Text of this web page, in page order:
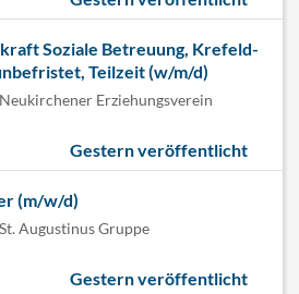
Soziale Betreuung, Krefeld-
Teilzeit (w/m/d)
Neukirchener Erziehungsverein
Gestern veröffentlicht
(m/w/d)
St. Augustinus Gruppe
Gestern veröffentlicht